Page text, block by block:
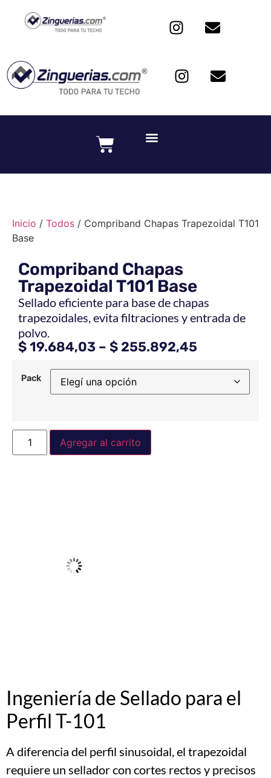
Inicio / Todos / Compriband Chapas Trapezoidal T101
Base
Compriband Chapas
Trapezoidal T101 Base
Sellado eficiente para base de chapas
trapezoidales, evita filtraciones y entrada de
polvo.
$19.684,03 – $ 255.892,45
Pack
Agregar al carrito
Ingeniería de Sellado para el
Perfil T-101
A diferencia del perfil sinusoidal, el trapezoidal
requiere un sellador con cortes rectos y precisos